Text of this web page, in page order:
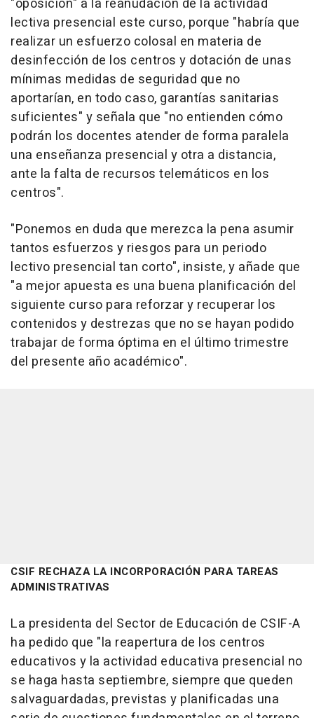
lectiva presencial este curso, porque "habría que
realizar un esfuerzo colosal en materia de
desinfección de los centros y dotación de unas
mínimas medidas de seguridad que no
aportarían, en todo caso, garantías sanitarias
suficientes" y señala que "no entienden cómo
podrán los docentes atender de forma paralela
una enseñanza presencial y otra a distancia,
ante la falta de recursos telemáticos en los
centros".
"Ponemos en duda que merezca la pena asumir
tantos esfuerzos y riesgos para un periodo
lectivo presencial tan corto", insiste, y añade que
"a mejor apuesta es una buena planificación del
siguiente curso para reforzar y recuperar los
contenidos y destrezas que no se hayan podido
trabajar de forma óptima en el último trimestre
del presente año académico".
CSIF RECHAZA LA INCORPORACIÓN PARA TAREAS
ADMINISTRATIVAS
La presidenta del Sector de Educación de CSIF-A
ha pedido que "la reapertura de los centros
educativos y la actividad educativa presencial no
se haga hasta septiembre, siempre que queden
salvaguardadas, previstas y planificadas una